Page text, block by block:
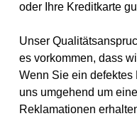
oder Ihre Kreditkarte
Unser
es vorkommen, dass
Wenn Sie ein defektes
uns umgehend um
Reklamationen